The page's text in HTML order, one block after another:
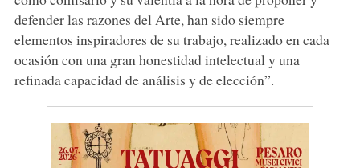
defender las razones del Arte, han sido siempre
elementos inspiradores de su trabajo, realizado en cada
ocasión con una gran honestidad intelectual y una
refinada capacidad de análisis y de elección”.